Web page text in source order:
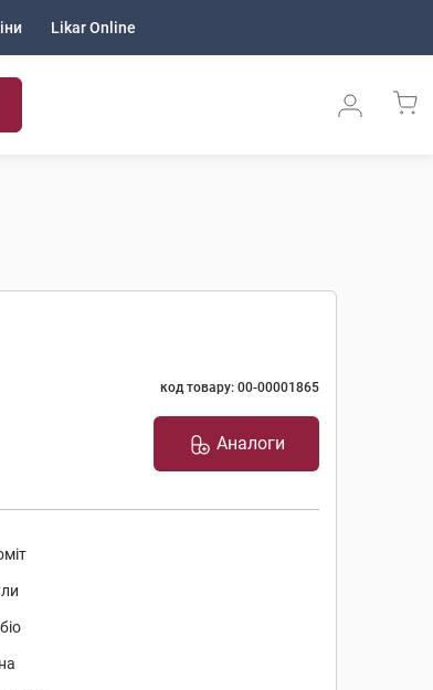
Likar Online
код товару: 00-00001865
Аналоги